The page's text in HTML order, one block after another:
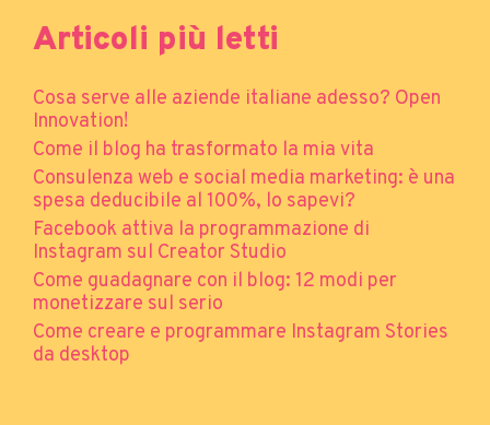
Articoli più letti
Cosa serve alle aziende italiane adesso? Open
Innovation!
Come il blog ha trasformato la mia vita
Consulenza web e social media marketing: è una
spesa deducibile al 100%, lo sapevi?
Facebook attiva la programmazione di
Instagram sul Creator Studio
Come guadagnare con il blog: 12 modi per
monetizzare sul serio
Come creare e programmare Instagram Stories
da desktop